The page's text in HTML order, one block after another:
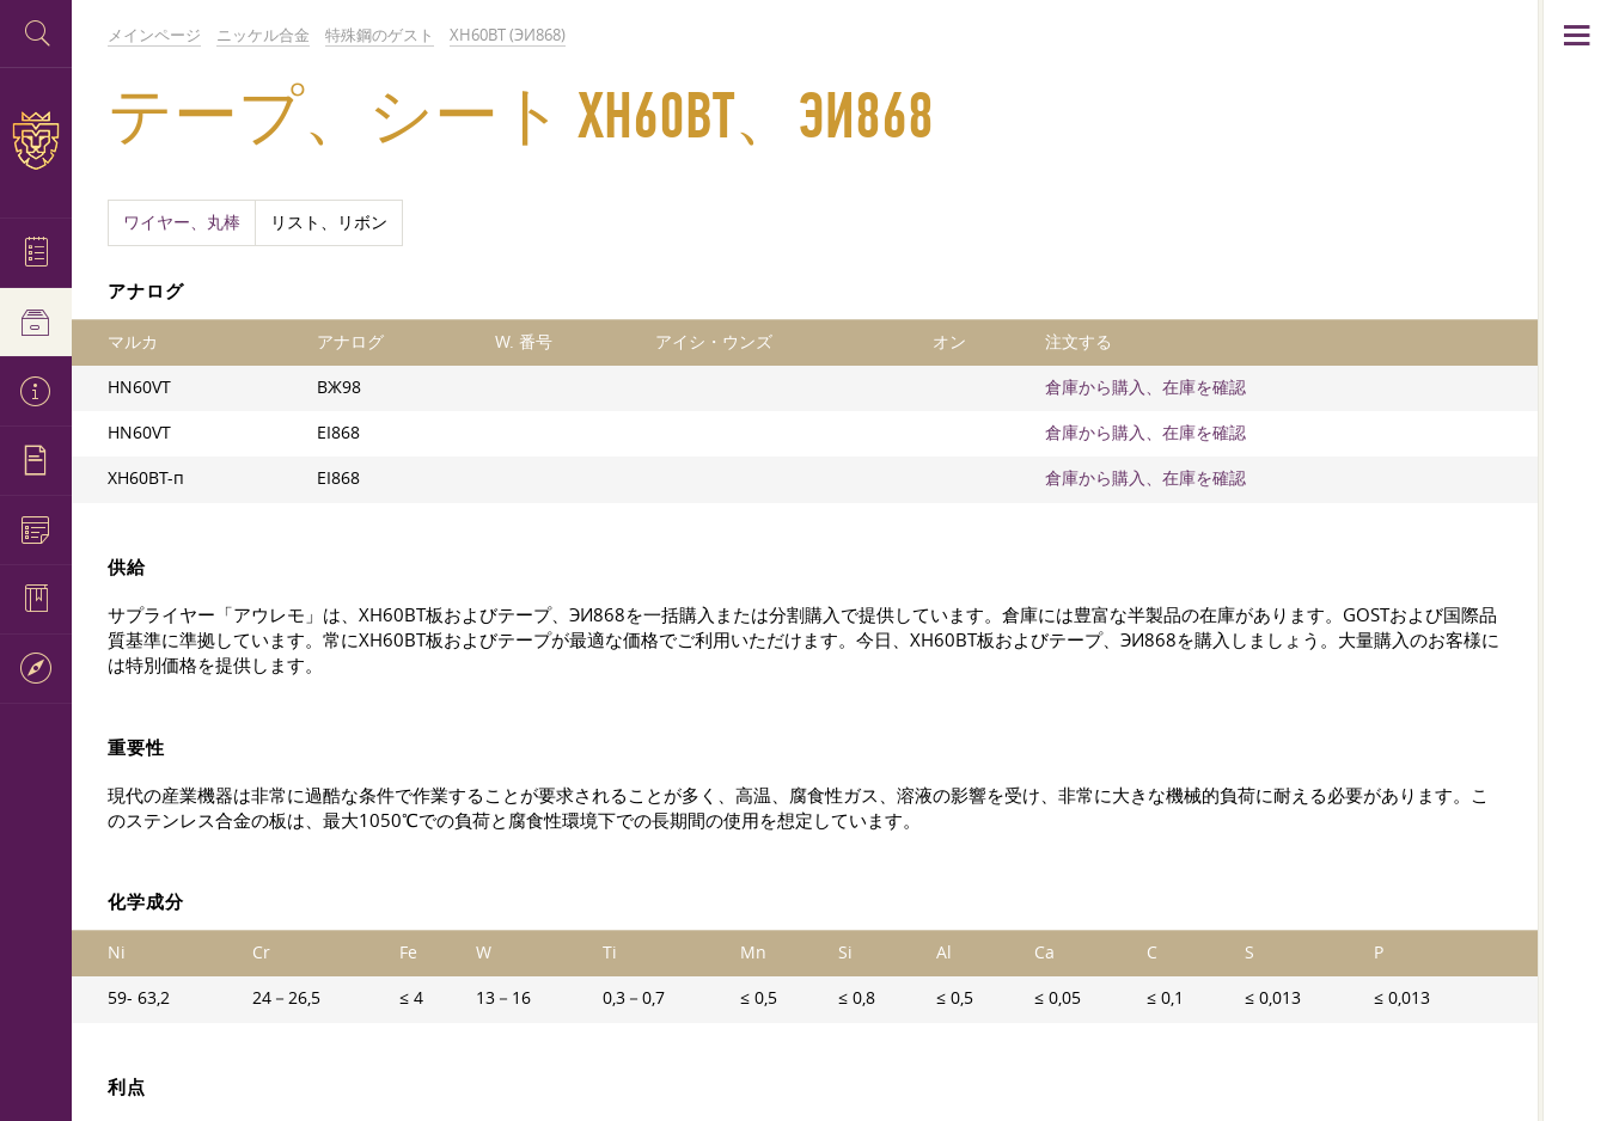
メインページ ニッケル合金 特殊鋼のゲスト ХН60ВТ (ЭИ868)
テープ、シート ХН60ВТ、ЭИ868
ワイヤー、丸棒 リスト、リボン
アナログ
マルカ アナログ W. 番号 アイシ・ウンズ オン 注文する
HN60VT ВЖ98 倉庫から購入、在庫を確認
HN60VT EI868 倉庫から購入、在庫を確認
ХН60ВТ-п EI868 倉庫から購入、在庫を確認
供給
サプライヤー「アウレモ」は、ХН60ВТ板およびテープ、ЭИ868を一括購入または分割購入で提供しています。倉庫には豊富な半製品の在庫があります。GOSTおよび国際品
質基準に準拠しています。常にХН60ВТ板およびテープが最適な価格でご利用いただけます。今日、ХН60ВТ板およびテープ、ЭИ868を購入しましょう。大量購入のお客様に
は特別価格を提供します。
重要性
現代の産業機器は非常に過酷な条件で作業することが要求されることが多く、高温、腐食性ガス、溶液の影響を受け、非常に大きな機械的負荷に耐える必要があります。こ
のステンレス合金の板は、最大1050℃での負荷と腐食性環境下での長期間の使用を想定しています。
化学成分
Ni Cr Fe W Ti Mn Si Al Ca C S P
59- 63,2 24－26,5 ≤ 4 13－16 0,3－0,7 ≤ 0,5 ≤ 0,8 ≤ 0,5 ≤ 0,05 ≤ 0,1 ≤ 0,013 ≤ 0,013
利点